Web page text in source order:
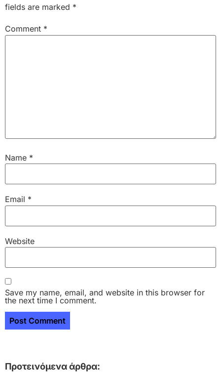
fields are marked *
Comment *
Name *
Email *
Website
Save my name, email, and website in this browser for
the next time I comment.
Προτεινόμενα άρθρα: